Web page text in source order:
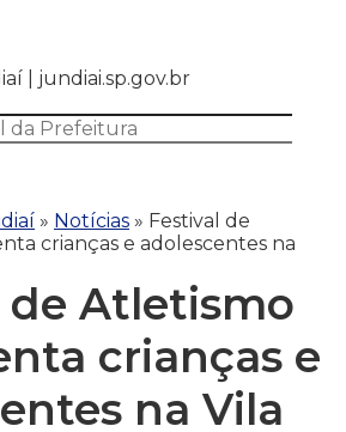
| jundiai.sp.gov.br
» Notícias » Festival de
crianças e adolescentes na
de Atletismo
crianças e
na Vila